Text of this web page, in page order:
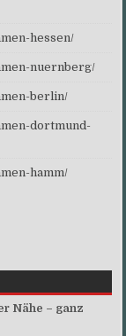
hessen/
nuernberg/
berlin/
dortmund-
hamm/
Nähe – ganz